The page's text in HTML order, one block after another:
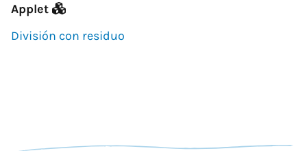
Applet
División con residuo